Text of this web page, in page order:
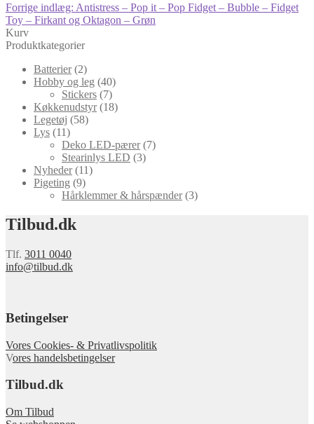
Forrige indlæg: Antistress – Pop it – Pop Fidget – Bubble – Fidget
Toy – Firkant og Oktagon – Grøn
Kurv
Produktkategorier
Batterier (2)
Hobby og leg (40)
Stickers (7)
Køkkenudstyr (18)
Legetøj (58)
Lys (11)
Deko LED-pærer (7)
Stearinlys LED (3)
Nyheder (11)
Pigeting (9)
Hårklemmer & hårspænder (3)
Tilbud.dk
Tlf. 3011 0040
info@tilbud.dk
Betingelser
Vores Cookies- & Privatlivspolitik
Vores handelsbetingelser
Tilbud.dk
Om Tilbud